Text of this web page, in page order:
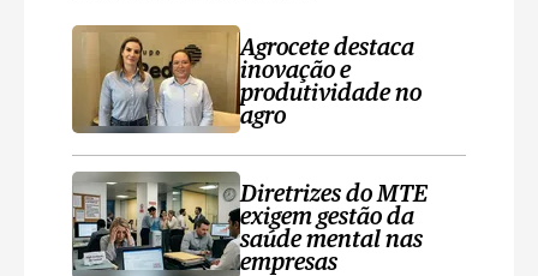
Agrocete destaca
inovação e
produtividade no
agro
Diretrizes do MTE
exigem gestão da
saúde mental nas
empresas